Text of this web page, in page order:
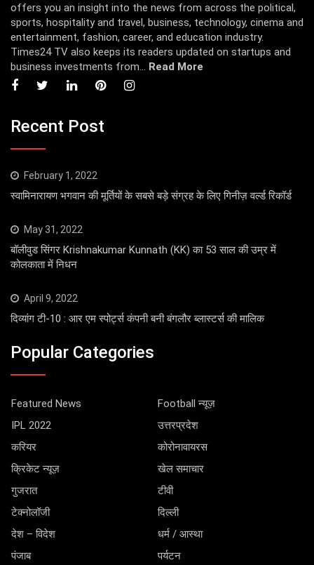
offers you an insight into the news from across the political,
sports, hospitality and travel, business, technology, cinema and
entertainment, fashion, career, and education industry.
Times24 TV also keeps its readers updated on startups and
business investments from... Read More
Recent Post
February 1, 2022
स्वामिनारायण भगवान की मूर्तियों के सबसे बड़े संग्रह के लिए गिनीज़ वर्ल्ड रिकॉर्ड
May 31, 2022
बॉलीवुड सिंगर Krishnakumar Kunnath (KK) का 53 साल की उम्र में
कोलकाता में निधन
April 9, 2022
दिव्यांग टी-10 : आर एम स्पोर्ट्स कंपनी बनी बंगलौर ब्लास्टर्स की मालिक
Popular Categories
Featured News
Football न्यूज़
IPL 2022
उत्तरप्रदेश
करियर
कोरोनावायरस
क्रिकेट न्यूज़
खेल समाचार
गुजरात
टीवी
टेक्नोलॉजी
दिल्ली
देश – विदेश
धर्म / आस्था
पंजाब
पर्यटन